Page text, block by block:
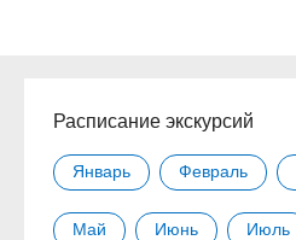
Расписание экскурсий
Январь Февраль
Май Июнь Июль